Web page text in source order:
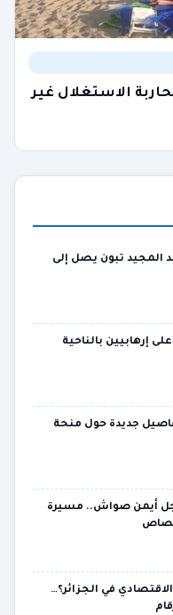
الاستغلال غير
المجيد تبون يصل إلى
إرهابيين بالناحية
جديدة حول منحة
أيمن صواش.. مسيرة
في الجزائر؟…